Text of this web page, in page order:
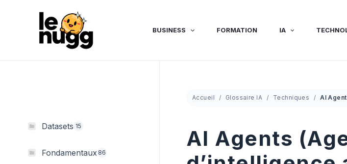
BUSINESS FORMATION IA
Datasets 15
Fondamentaux 86
Accueil Glossaire IA Techniques
AI Agents